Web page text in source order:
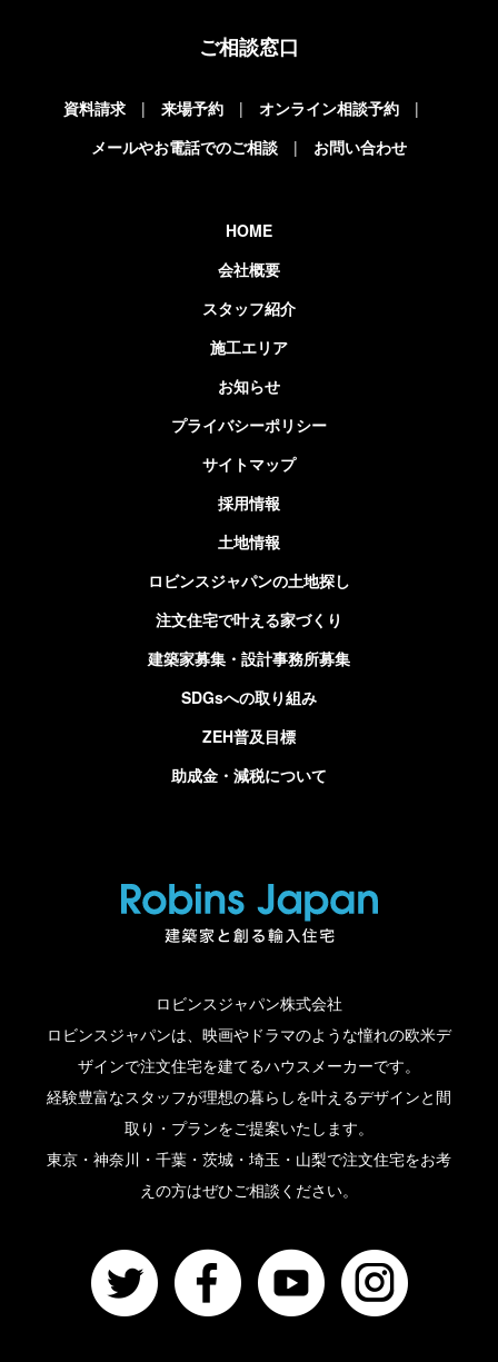
ご相談窓口
資料請求 来場予約
オンライン相談予約
メールやお電話でのご相談
お問い合わせ
HOME
会社概要
スタッフ紹介
施工エリア
お知らせ
プライバシーポリシー
サイトマップ
採用情報
土地情報
ロビンスジャパンの土地探し
注文住宅で叶える家づくり
建築家募集・設計事務所募集
SDGsへの取り組み
ZEH普及目標
助成金・減税について
ロビンスジャパン株式会社
ロビンスジャパンは、映画やドラマのような憧れの欧米デ
ザインで注文住宅を建てるハウスメーカーです。
経験豊富なスタッフが理想の暮らしを叶えるデザインと間
取り・プランをご提案いたします。
東京・神奈川・千葉・茨城・埼玉・山梨で注文住宅をお考
えの方はぜひご相談ください。